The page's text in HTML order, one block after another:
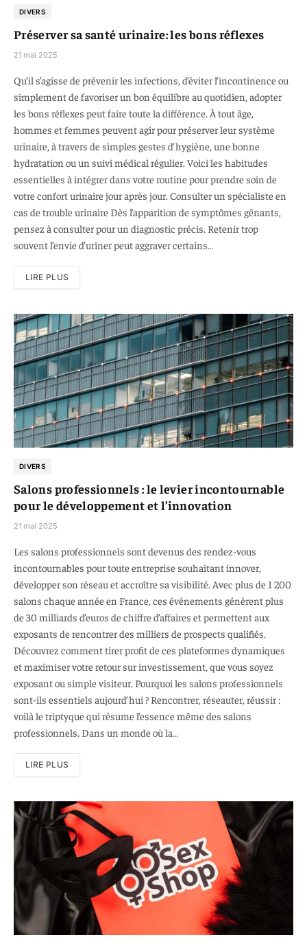
DIVERS
Préserver sa santé urinaire: les bons réflexes
21 mai 2025
Qu’il s’agisse de prévenir les infections, d’éviter l’incontinence ou
simplement de favoriser un bon équilibre au quotidien, adopter
les bons réflexes peut faire toute la différence. À tout âge,
hommes et femmes peuvent agir pour préserver leur système
urinaire, à travers de simples gestes d’hygiène, une bonne
hydratation ou un suivi médical régulier. Voici les habitudes
essentielles à intégrer dans votre routine pour prendre soin de
votre confort urinaire jour après jour. Consulter un spécialiste en
cas de trouble urinaire Dès l’apparition de symptômes gênants,
pensez à consulter pour un diagnostic précis. Retenir trop
souvent l’envie d’uriner peut aggraver certains…
LIRE PLUS
DIVERS
Salons professionnels : le levier incontournable
pour le développement et l’innovation
21 mai 2025
Les salons professionnels sont devenus des rendez-vous
incontournables pour toute entreprise souhaitant innover,
développer son réseau et accroître sa visibilité. Avec plus de 1 200
salons chaque année en France, ces événements génèrent plus
de 30 milliards d’euros de chiffre d’affaires et permettent aux
exposants de rencontrer des milliers de prospects qualifiés.
Découvrez comment tirer profit de ces plateformes dynamiques
et maximiser votre retour sur investissement, que vous soyez
exposant ou simple visiteur. Pourquoi les salons professionnels
sont-ils essentiels aujourd’hui ? Rencontrer, réseauter, réussir :
voilà le triptyque qui résume l’essence même des salons
professionnels. Dans un monde où la…
LIRE PLUS